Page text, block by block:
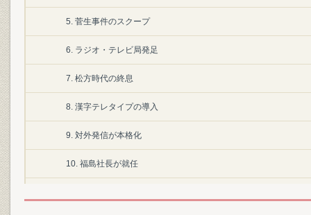
5. 菅生事件のスクープ
6. ラジオ・テレビ局発足
7. 松方時代の終息
8. 漢字テレタイプの導入
9. 対外発信が本格化
10. 福島社長が就任